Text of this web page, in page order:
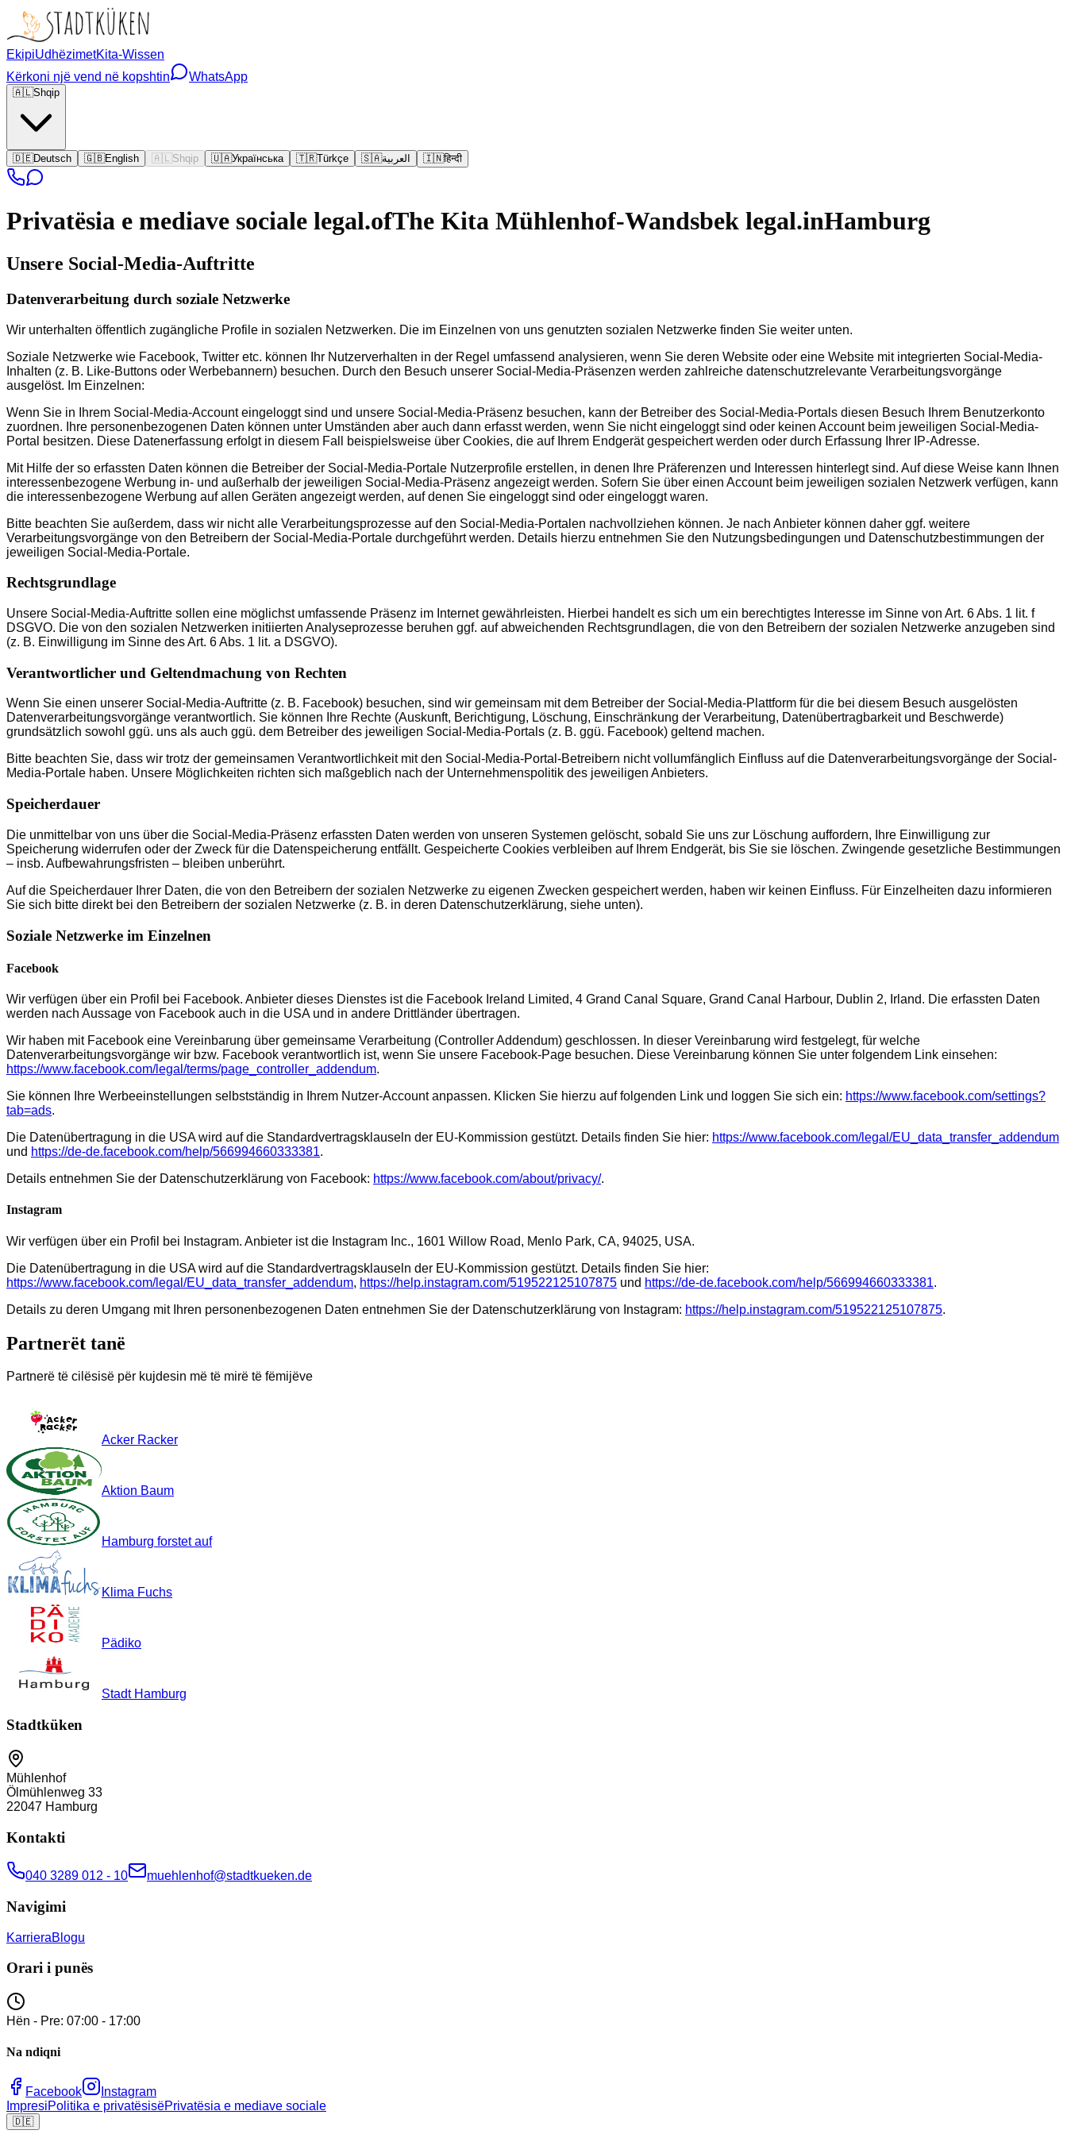
EkipiUdhëzimetKita-Wissen
Kërkoni një vend në kopshtin
WhatsApp
🇦🇱Shqip
🇩🇪Deutsch 🇬🇧English 🇦🇱 Shqip 🇺🇦Українська 🇹🇷Türkçe 🇸🇦العربية 🇮🇳हिन्दी
Privatësia e mediave sociale legal.ofThe Kita Mühlenhof-Wandsbek legal.inHamburg
Unsere Social-Media-Auftritte
Datenverarbeitung durch soziale Netzwerke
Wir unterhalten öffentlich zugängliche Profile in sozialen Netzwerken. Die im Einzelnen von uns genutzten sozialen Netzwerke finden Sie weiter unten.
Soziale Netzwerke wie Facebook, Twitter etc. können Ihr Nutzerverhalten in der Regel umfassend analysieren, wenn Sie deren Website oder eine Website mit integrierten Social-Media-
Inhalten (z. B. Like-Buttons oder Werbebannern) besuchen. Durch den Besuch unserer Social-Media-Präsenzen werden zahlreiche datenschutzrelevante Verarbeitungsvorgänge
ausgelöst. Im Einzelnen:
Wenn Sie in Ihrem Social-Media-Account eingeloggt sind und unsere Social-Media-Präsenz besuchen, kann der Betreiber des Social-Media-Portals diesen Besuch Ihrem Benutzerkonto
zuordnen. Ihre personenbezogenen Daten können unter Umständen aber auch dann erfasst werden, wenn Sie nicht eingeloggt sind oder keinen Account beim jeweiligen Social-Media-
Portal besitzen. Diese Datenerfassung erfolgt in diesem Fall beispielsweise über Cookies, die auf Ihrem Endgerät gespeichert werden oder durch Erfassung Ihrer IP-Adresse.
Mit Hilfe der so erfassten Daten können die Betreiber der Social-Media-Portale Nutzerprofile erstellen, in denen Ihre Präferenzen und Interessen hinterlegt sind. Auf diese Weise kann Ihnen
interessenbezogene Werbung in- und außerhalb der jeweiligen Social-Media-Präsenz angezeigt werden. Sofern Sie über einen Account beim jeweiligen sozialen Netzwerk verfügen, kann
die interessenbezogene Werbung auf allen Geräten angezeigt werden, auf denen Sie eingeloggt sind oder eingeloggt waren.
Bitte beachten Sie außerdem, dass wir nicht alle Verarbeitungsprozesse auf den Social-Media-Portalen nachvollziehen können. Je nach Anbieter können daher ggf. weitere
Verarbeitungsvorgänge von den Betreibern der Social-Media-Portale durchgeführt werden. Details hierzu entnehmen Sie den Nutzungsbedingungen und Datenschutzbestimmungen der
jeweiligen Social-Media-Portale.
Rechtsgrundlage
Unsere Social-Media-Auftritte sollen eine möglichst umfassende Präsenz im Internet gewährleisten. Hierbei handelt es sich um ein berechtigtes Interesse im Sinne von Art. 6 Abs. 1 lit. f
DSGVO. Die von den sozialen Netzwerken initiierten Analyseprozesse beruhen ggf. auf abweichenden Rechtsgrundlagen, die von den Betreibern der sozialen Netzwerke anzugeben sind
(z. B. Einwilligung im Sinne des Art. 6 Abs. 1 lit. a DSGVO).
Verantwortlicher und Geltendmachung von Rechten
Wenn Sie einen unserer Social-Media-Auftritte (z. B. Facebook) besuchen, sind wir gemeinsam mit dem Betreiber der Social-Media-Plattform für die bei diesem Besuch ausgelösten
Datenverarbeitungsvorgänge verantwortlich. Sie können Ihre Rechte (Auskunft, Berichtigung, Löschung, Einschränkung der Verarbeitung, Datenübertragbarkeit und Beschwerde)
grundsätzlich sowohl ggü. uns als auch ggü. dem Betreiber des jeweiligen Social-Media-Portals (z. B. ggü. Facebook) geltend machen.
Bitte beachten Sie, dass wir trotz der gemeinsamen Verantwortlichkeit mit den Social-Media-Portal-Betreibern nicht vollumfänglich Einfluss auf die Datenverarbeitungsvorgänge der Social-
Media-Portale haben. Unsere Möglichkeiten richten sich maßgeblich nach der Unternehmenspolitik des jeweiligen Anbieters.
Speicherdauer
Die unmittelbar von uns über die Social-Media-Präsenz erfassten Daten werden von unseren Systemen gelöscht, sobald Sie uns zur Löschung auffordern, Ihre Einwilligung zur
Speicherung widerrufen oder der Zweck für die Datenspeicherung entfällt. Gespeicherte Cookies verbleiben auf Ihrem Endgerät, bis Sie sie löschen. Zwingende gesetzliche Bestimmungen
– insb. Aufbewahrungsfristen – bleiben unberührt.
Auf die Speicherdauer Ihrer Daten, die von den Betreibern der sozialen Netzwerke zu eigenen Zwecken gespeichert werden, haben wir keinen Einfluss. Für Einzelheiten dazu informieren
Sie sich bitte direkt bei den Betreibern der sozialen Netzwerke (z. B. in deren Datenschutzerklärung, siehe unten).
Soziale Netzwerke im Einzelnen
Facebook
Wir verfügen über ein Profil bei Facebook. Anbieter dieses Dienstes ist die Facebook Ireland Limited, 4 Grand Canal Square, Grand Canal Harbour, Dublin 2, Irland. Die erfassten Daten
werden nach Aussage von Facebook auch in die USA und in andere Drittländer übertragen.
Wir haben mit Facebook eine Vereinbarung über gemeinsame Verarbeitung (Controller Addendum) geschlossen. In dieser Vereinbarung wird festgelegt, für welche
Datenverarbeitungsvorgänge wir bzw. Facebook verantwortlich ist, wenn Sie unsere Facebook-Page besuchen. Diese Vereinbarung können Sie unter folgendem Link einsehen:
https://www.facebook.com/legal/terms/page_controller_addendum.
Sie können Ihre Werbeeinstellungen selbstständig in Ihrem Nutzer-Account anpassen. Klicken Sie hierzu auf folgenden Link und loggen Sie sich ein: https://www.facebook.com/settings?
tab=ads.
Die Datenübertragung in die USA wird auf die Standardvertragsklauseln der EU-Kommission gestützt. Details finden Sie hier: https://www.facebook.com/legal/EU_data_transfer_addendum
und https://de-de.facebook.com/help/566994660333381.
Details entnehmen Sie der Datenschutzerklärung von Facebook: https://www.facebook.com/about/privacy/.
Instagram
Wir verfügen über ein Profil bei Instagram. Anbieter ist die Instagram Inc., 1601 Willow Road, Menlo Park, CA, 94025, USA.
Die Datenübertragung in die USA wird auf die Standardvertragsklauseln der EU-Kommission gestützt. Details finden Sie hier:
https://www.facebook.com/legal/EU_data_transfer_addendum, https://help.instagram.com/519522125107875 und https://de-de.facebook.com/help/566994660333381.
Details zu deren Umgang mit Ihren personenbezogenen Daten entnehmen Sie der Datenschutzerklärung von Instagram: https://help.instagram.com/519522125107875.
Partnerët tanë
Partnerë të cilësisë për kujdesin më të mirë të fëmijëve
Acker Racker
Aktion Baum
Hamburg forstet auf
Klima Fuchs
Pädiko
Stadt Hamburg
Stadtküken
Mühlenhof
Ölmühlenweg 33
22047 Hamburg
Kontakti
040 3289 012 - 10 muehlenhof@stadtkueken.de
Navigimi
KarrieraBlogu
Orari i punës
Hën - Pre: 07:00 - 17:00
Na ndiqni
Facebook
Instagram
ImpresiPolitika e privatësisëPrivatësia e mediave sociale
🇩🇪